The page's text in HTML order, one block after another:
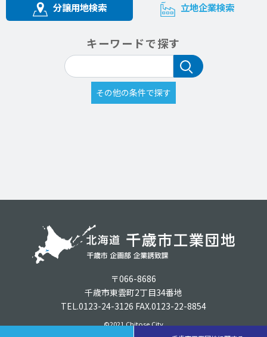
分譲用地検索 立地企業検索
キーワードで探す
〒066-8686
千歳市東雲町2丁目34番地
TEL.0123-24-3126 FAX.0123-22-8854
©2021 Chitose City